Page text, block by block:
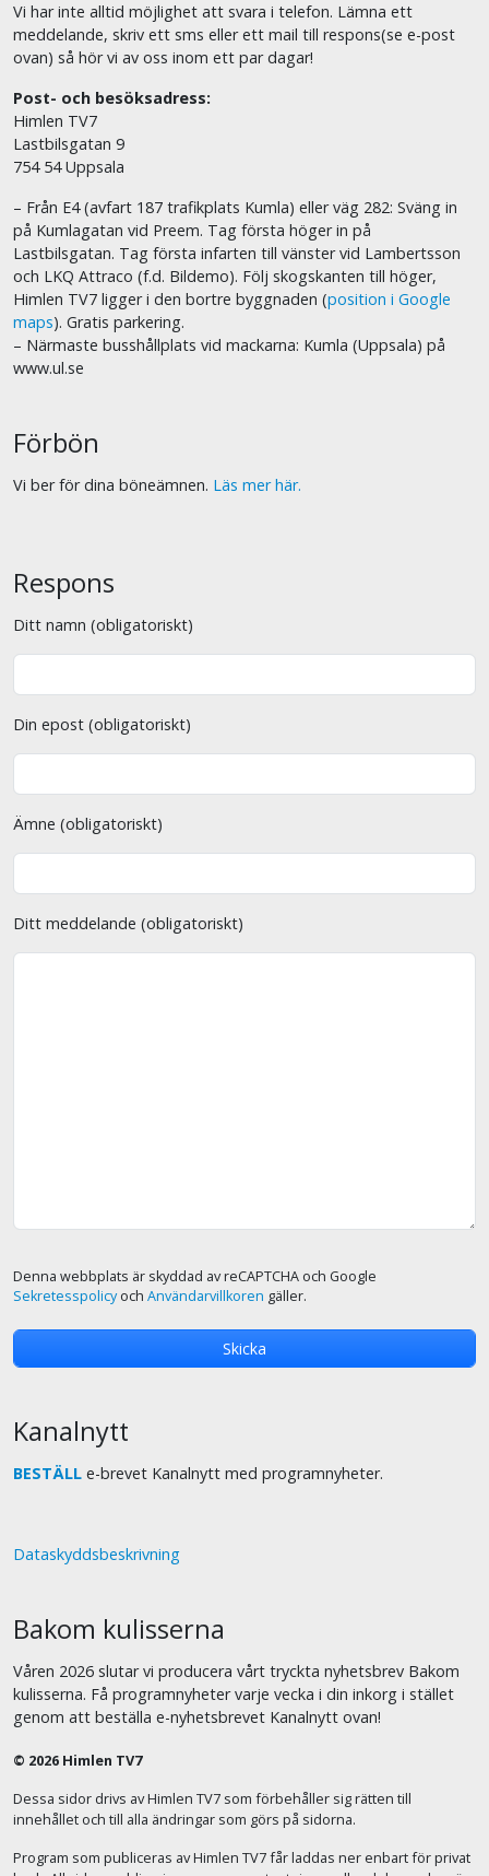
Vi har inte alltid möjlighet att svara i telefon. Lämna ett
meddelande, skriv ett sms eller ett mail till respons(se e-post
ovan) så hör vi av oss inom ett par dagar!
Post- och besöksadress:
Himlen TV7
Lastbilsgatan 9
754 54 Uppsala
– Från E4 (avfart 187 trafikplats Kumla) eller väg 282: Sväng in
på Kumlagatan vid Preem. Tag första höger in på
Lastbilsgatan. Tag första infarten till vänster vid Lambertsson
och LKQ Attraco (f.d. Bildemo). Följ skogskanten till höger,
Himlen TV7 ligger i den bortre byggnaden (position i Google
maps). Gratis parkering.
– Närmaste busshållplats vid mackarna: Kumla (Uppsala) på
www.ul.se
Förbön
Vi ber för dina böneämnen. Läs mer här.
Respons
Ditt namn (obligatoriskt)
Din epost (obligatoriskt)
Ämne (obligatoriskt)
Ditt meddelande (obligatoriskt)
Denna webbplats är skyddad av reCAPTCHA och Google
Sekretesspolicyoch Användarvillkoren gäller.
Kanalnytt
BESTÄLL e-brevet Kanalnytt med programnyheter.
Dataskyddsbeskrivning
Bakom kulisserna
Våren 2026 slutar vi producera vårt tryckta nyhetsbrev Bakom
kulisserna. Få programnyheter varje vecka i din inkorg i stället
genom att beställa e-nyhetsbrevet Kanalnytt ovan!
© 2026 Himlen TV7
Dessa sidor drivs av Himlen TV7 som förbehåller sig rätten till
innehållet och till alla ändringar som görs på sidorna.
Program som publiceras av Himlen TV7 får laddas ner enbart för privat